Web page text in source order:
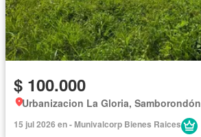
$ 100.000
Urbanizacion La Gloria, Samborondón
15 jul 2026 en - Munivalcorp Bienes Raices